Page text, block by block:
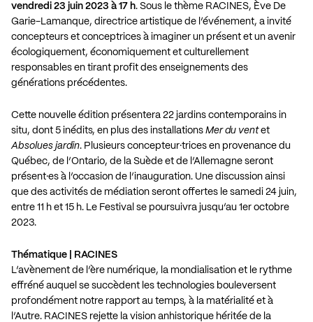
vendredi 23 juin 2023 à 17 h. Sous le thème RACINES, Ève De
Garie-Lamanque, directrice artistique de l’événement, a invité
concepteurs et conceptrices à imaginer un présent et un avenir
écologiquement, économiquement et culturellement
responsables en tirant profit des enseignements des
générations précédentes.
Cette nouvelle édition présentera 22 jardins contemporains in
situ, dont 5 inédits, en plus des installations Mer du ventet
Absolues jardin. Plusieurs concepteur·trices en provenance du
Québec, de l’Ontario, de la Suède et de l’Allemagne seront
présent·es à l’occasion de l’inauguration. Une discussion ainsi
que des activités de médiation seront offertes le samedi 24 juin,
entre 11 h et 15 h. Le Festival se poursuivra jusqu’au 1er octobre
2023.
Thématique | RACINES
L’avènement de l’ère numérique, la mondialisation et le rythme
effréné auquel se succèdent les technologies bouleversent
profondément notre rapport au temps, à la matérialité et à
l’Autre. RACINES rejette la vision anhistorique héritée de la